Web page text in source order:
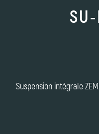
Suspension intégrale